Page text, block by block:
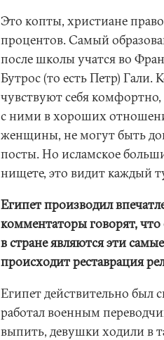
Это копты, христиане
процентов. Самый
после школы учатся во
Бутрос (то есть Петр) Гали.
чувствуют себя
с ними в хороших
женщины, не могут быть
посты. Но исламское
нищете, это видит каждый
Египет производил
комментаторы говорят,
в стране являются эти
происходит реставрация
Египет действительно был
работал военным
выпить, девушки ходили в